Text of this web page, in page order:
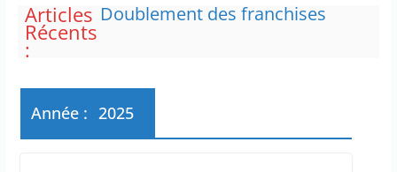
Articles
Récents
:
Doublement des franchises
Canadair disponibles sur 12
Le maire de New York, dit qu’il
Année : 2025